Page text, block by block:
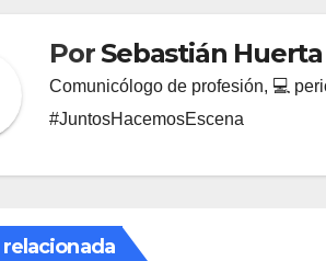
Por Sebastián
Comunicólogo de profesión, 💻
#JuntosHacemosEscena